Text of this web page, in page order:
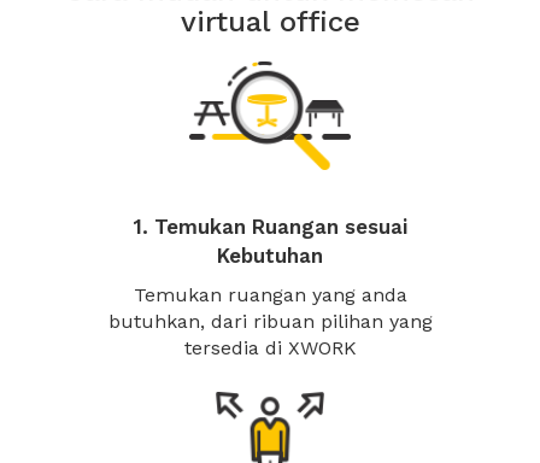
virtual office
1. Temukan Ruangan sesuai
Kebutuhan
Temukan ruangan yang anda
butuhkan, dari ribuan pilihan yang
tersedia di XWORK